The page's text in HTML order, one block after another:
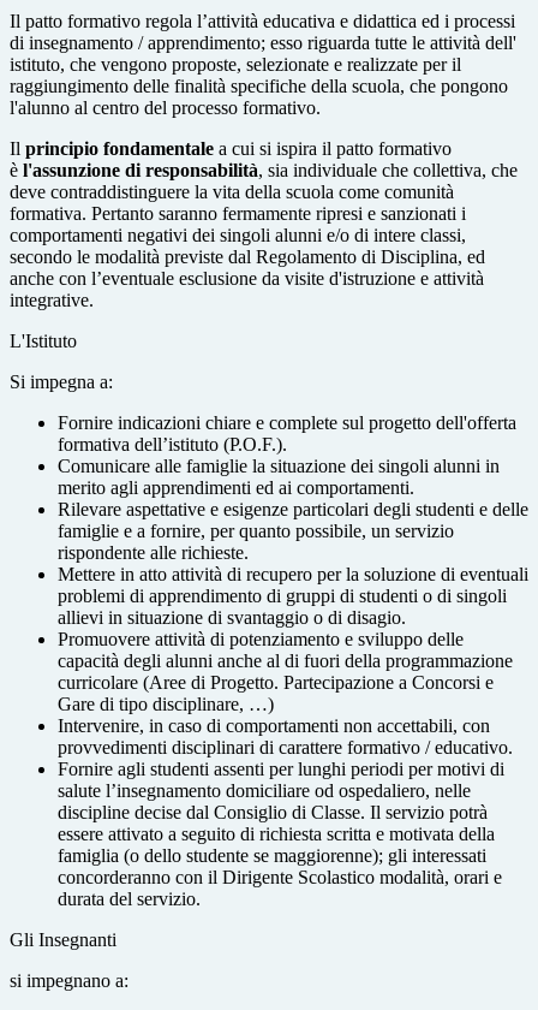
Il patto formativo regola l’attività educativa e didattica ed i processi
di insegnamento / apprendimento; esso riguarda tutte le attività dell'
istituto, che vengono proposte, selezionate e realizzate per il
raggiungimento delle finalità specifiche della scuola, che pongono
l'alunno al centro del processo formativo.
Il principio fondamentale a cui si ispira il patto formativo
è l'assunzione di responsabilità, sia individuale che collettiva, che
deve contraddistinguere la vita della scuola come comunità
formativa. Pertanto saranno fermamente ripresi e sanzionati i
comportamenti negativi dei singoli alunni e/o di intere classi,
secondo le modalità previste dal Regolamento di Disciplina, ed
anche con l’eventuale esclusione da visite d'istruzione e attività
integrative.
L'Istituto
Si impegna a:
Fornire indicazioni chiare e complete sul progetto dell'offerta
formativa dell’istituto (P.O.F.).
Comunicare alle famiglie la situazione dei singoli alunni in
merito agli apprendimenti ed ai comportamenti.
Rilevare aspettative e esigenze particolari degli studenti e delle
famiglie e a fornire, per quanto possibile, un servizio
rispondente alle richieste.
Mettere in atto attività di recupero per la soluzione di eventuali
problemi di apprendimento di gruppi di studenti o di singoli
allievi in situazione di svantaggio o di disagio.
Promuovere attività di potenziamento e sviluppo delle
capacità degli alunni anche al di fuori della programmazione
curricolare (Aree di Progetto. Partecipazione a Concorsi e
Gare di tipo disciplinare, …)
Intervenire, in caso di comportamenti non accettabili, con
provvedimenti disciplinari di carattere formativo / educativo.
Fornire agli studenti assenti per lunghi periodi per motivi di
salute l’insegnamento domiciliare od ospedaliero, nelle
discipline decise dal Consiglio di Classe. Il servizio potrà
essere attivato a seguito di richiesta scritta e motivata della
famiglia (o dello studente se maggiorenne); gli interessati
concorderanno con il Dirigente Scolastico modalità, orari e
durata del servizio.
Gli Insegnanti
si impegnano a: